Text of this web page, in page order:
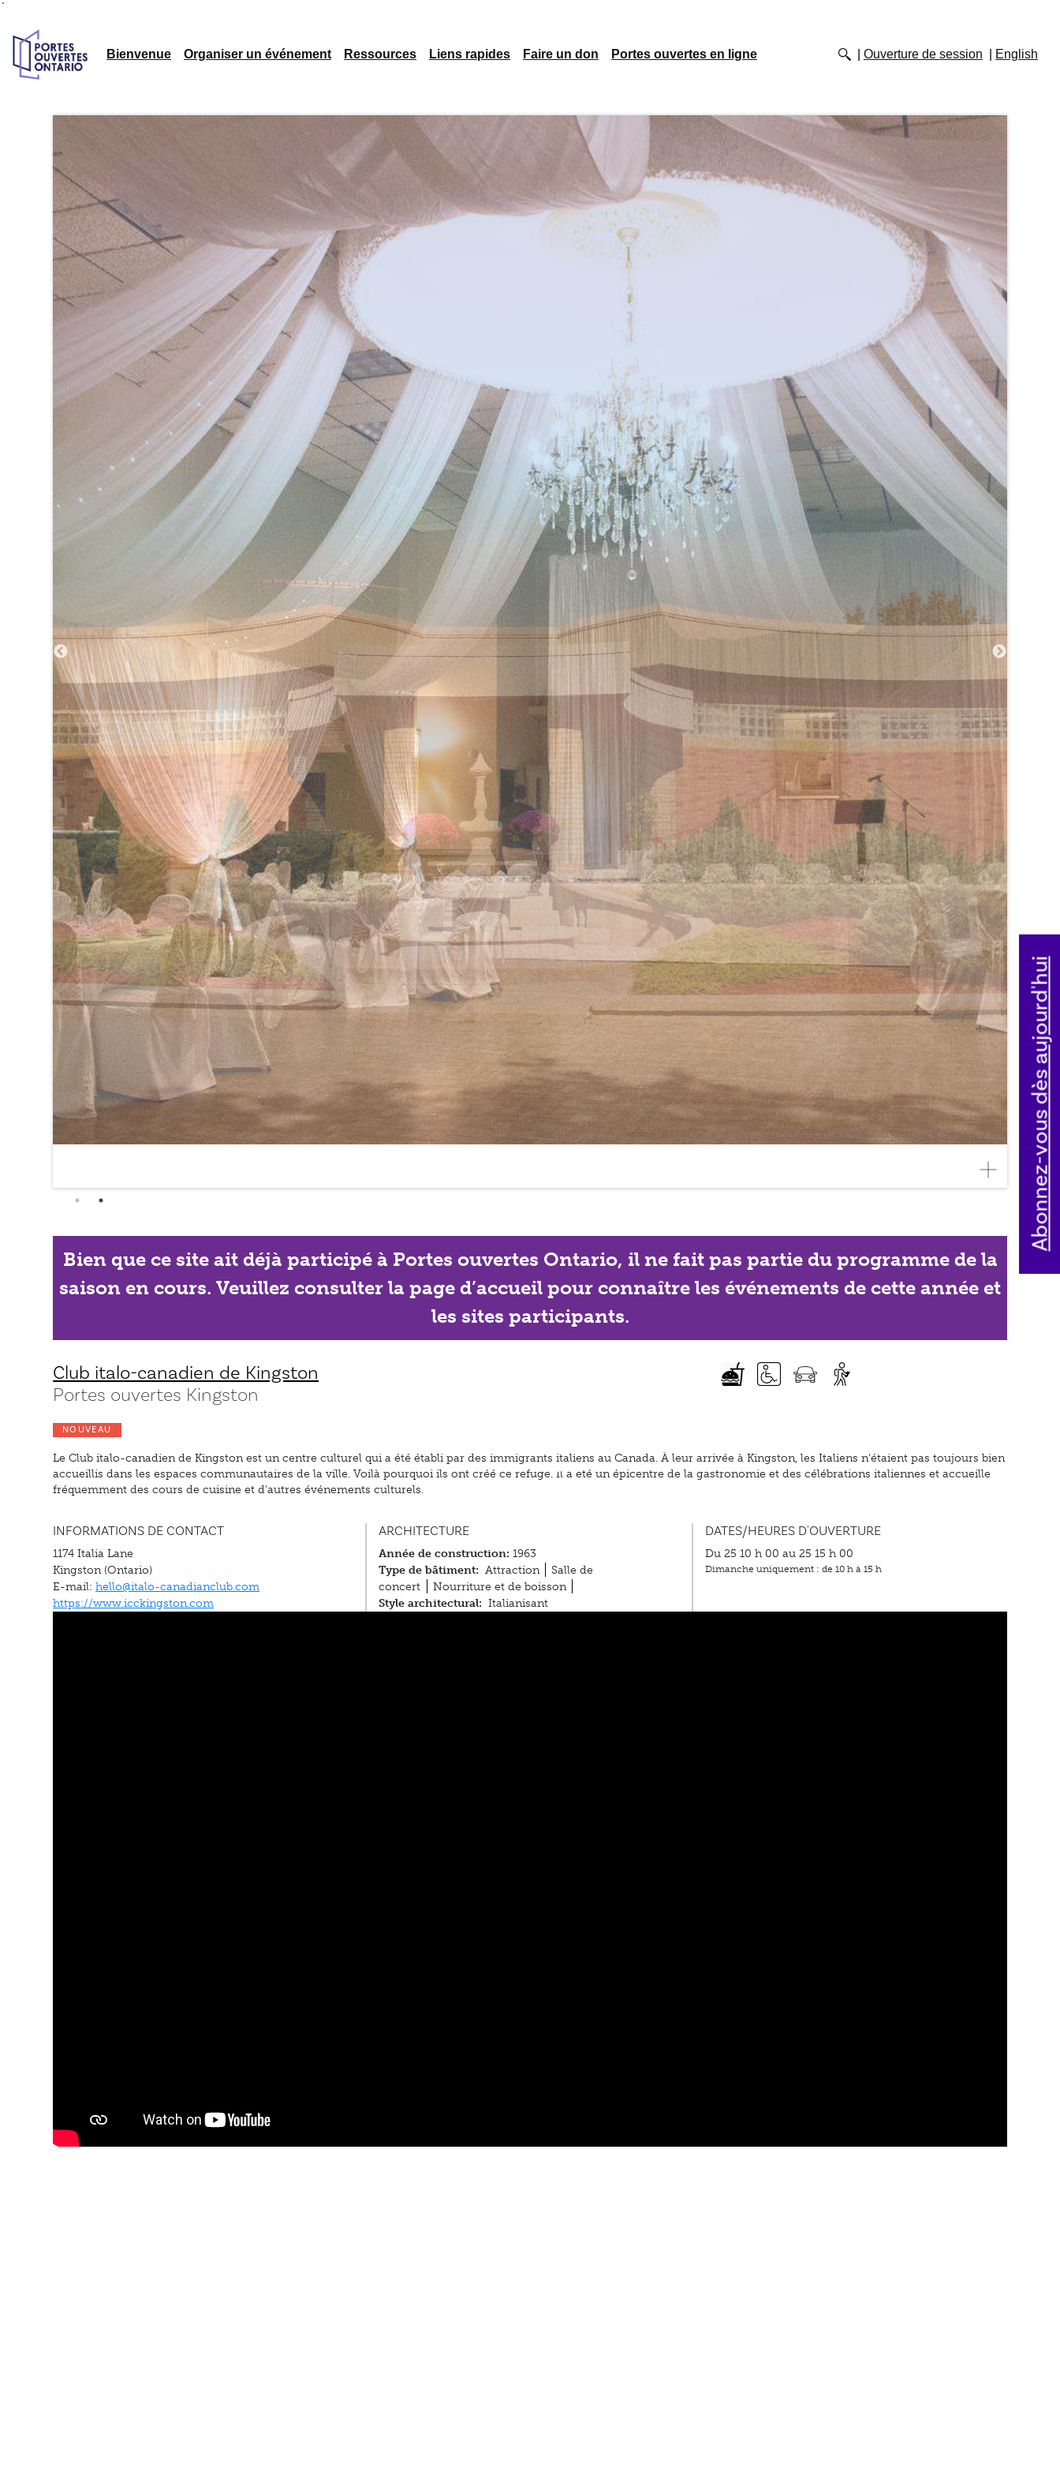
`
Bienvenue Organiser un événement Ressources Liens rapides Faire un don Portes ouvertes en ligne Ouverture de session English
Bien que ce site ait déjà participé à Portes ouvertes Ontario, il ne fait pas partie du programme de la
saison en cours. Veuillez consulter la page d’accueil pour connaître les événements de cette année et
les sites participants.
Club italo-canadien de Kingston
Portes ouvertes Kingston
NOUVEAU
Le Club italo-canadien de Kingston est un centre culturel qui a été établi par des immigrants italiens au Canada. À leur arrivée à Kingston, les Italiens n’étaient pas toujours bien
accueillis dans les espaces communautaires de la ville. Voilà pourquoi ils ont créé ce refuge. Il a été un épicentre de la gastronomie et des célébrations italiennes et accueille
fréquemment des cours de cuisine et d’autres événements culturels.
INFORMATIONS DE CONTACT
1174 Italia Lane
Kingston (Ontario)
E-mail:hello@italo-canadianclub.com
https://www.icckingston.com
ARCHITECTURE
Année de construction: 1963
Type de bâtiment: Attraction
Salle de
concert
Nourriture et de boisson
Style architectural: Italianisant
DATES/HEURES D'OUVERTURE
Du 25 10 h 00 au 25 15 h 00
Dimanche uniquement : de 10 h à 15 h
Abonnez-vous dès aujourd'hui